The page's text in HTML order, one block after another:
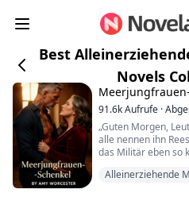
Best
Novels
91.6kAufrufe ·
„Guten Morgen,
alle nennen ihn
das Militär eben so
Alleinerziehende